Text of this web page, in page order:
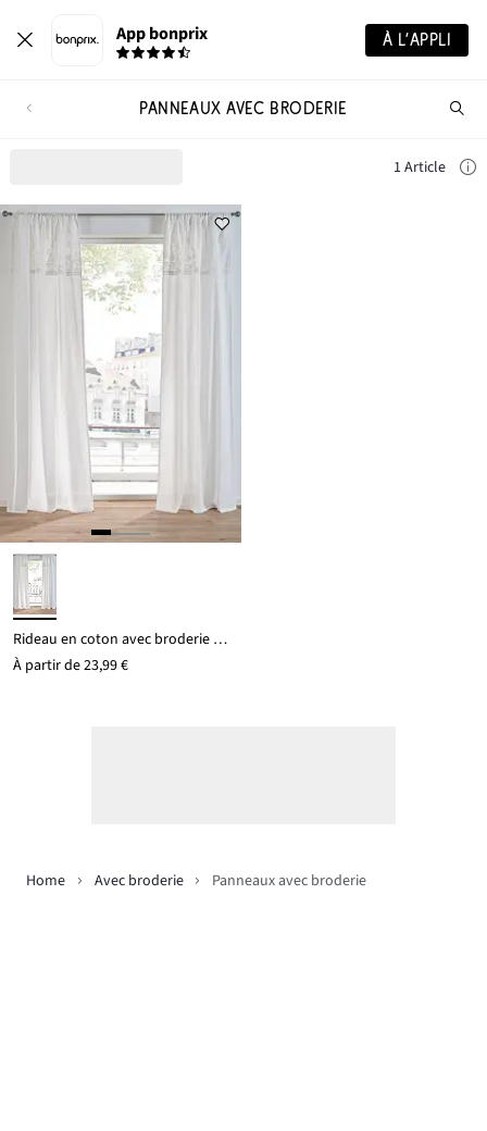
App bonprix À L’APPLI
PANNEAUX AVEC BRODERIE
1 Article
Rideau en coton avec broderie (1 pce)
À partir de23,99 €
Home Avec broderie Panneaux avec broderie